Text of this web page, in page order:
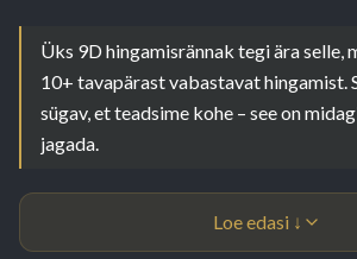
Üks 9D hingamisrännak tegi ära selle,
10+ tavapärast vabastavat hingamist.
sügav, et teadsime kohe – see on
jagada.
Loe edasi ↓